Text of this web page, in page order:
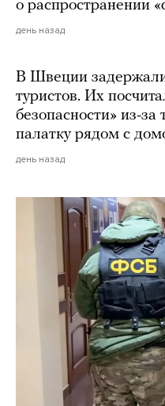
о распространении
день назад
В Швеции
туристов. Их
безопасности» из-за
палатку рядом с
день назад